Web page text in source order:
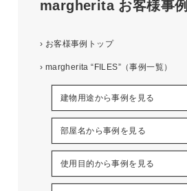
margherita お客様事例
› お客様事例トップ
› margherita “FILES”（事例一覧）
建物用途から事例を見る
部屋名から事例を見る
使用目的から事例を見る